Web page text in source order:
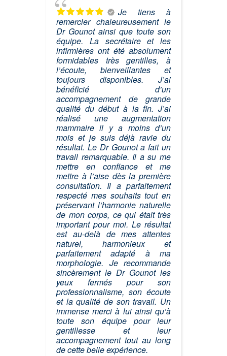
Je tiens à
remercier chaleureusement le
Dr Gounot ainsi que toute son
équipe. La secrétaire et les
infirmières ont été absolument
formidables très gentilles, à
l’écoute, bienveillantes et
toujours disponibles. J’ai
bénéficié d’un
accompagnement de grande
qualité du début à la fin. J’ai
réalisé une augmentation
mammaire il y a moins d’un
mois et je suis déjà ravie du
résultat. Le Dr Gounot a fait un
travail remarquable. Il a su me
mettre en confiance et me
mettre à l’aise dès la première
consultation. Il a parfaitement
respecté mes souhaits tout en
préservant l’harmonie naturelle
de mon corps, ce qui était très
important pour moi. Le résultat
est au-delà de mes attentes
naturel, harmonieux et
parfaitement adapté à ma
morphologie. Je recommande
sincèrement le Dr Gounot les
yeux fermés pour son
professionnalisme, son écoute
et la qualité de son travail. Un
immense merci à lui ainsi qu’à
toute son équipe pour leur
gentillesse et leur
accompagnement tout au long
de cette belle expérience.